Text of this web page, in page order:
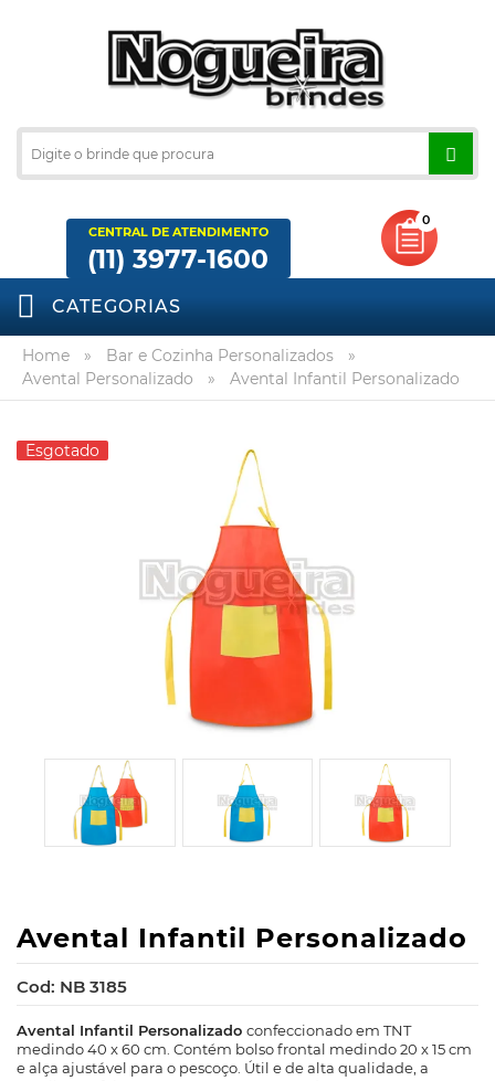
CENTRAL DE ATENDIMENTO
(11) 3977-1600
0
CATEGORIAS
Home » Bar e Cozinha Personalizados
»
Avental Personalizado
» Avental Infantil Personalizado
Esgotado
Avental Infantil Personalizado
Cod: NB 3185
Avental Infantil Personalizado confeccionado em TNT
medindo 40 x 60 cm. Contém bolso frontal medindo 20 x 15 cm
e alça ajustável para o pescoço. Útil e de alta qualidade, a